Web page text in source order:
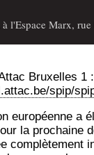
l'Espace Marx,
Bruxelles 1 :
spip/
euro­péenne a
la pro­chaine
com­plè­te­ment